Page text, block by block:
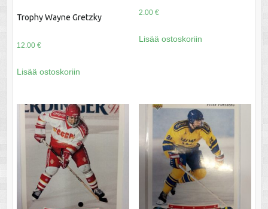
Trophy Wayne Gretzky
12.00 €
Lisää ostoskoriin
2.00 €
Lisää ostoskoriin